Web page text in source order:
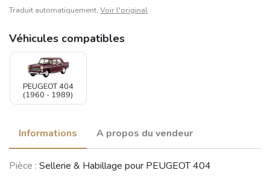
Traduit automatiquement, Voir l'original
Véhicules compatibles
PEUGEOT 404
(1960 - 1989)
Informations A propos du vendeur
Pièce : Sellerie & Habillage pour PEUGEOT 404